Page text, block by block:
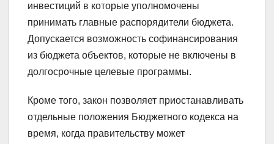
инвестиций в которые уполномочены
принимать главные распорядители бюджета.
Допускается возможность софинансирования
из бюджета объектов, которые не включены в
долгосрочные целевые программы.
Кроме того, закон позволяет приостанавливать
отдельные положения Бюджетного кодекса на
время, когда правительству может